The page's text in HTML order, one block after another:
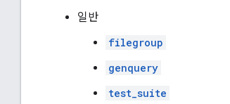
일반
filegroup
genquery
test_suite